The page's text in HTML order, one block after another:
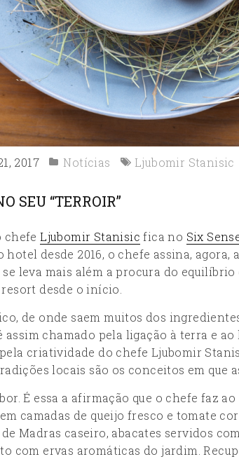
2017 Notícias Ljubomir Stanisic
SEU “TERROIR”
chefeLjubomir Stanisic fica no Six
desde 2016, o chefe assina, agora,
leva mais além a procura do equilíbrio
desde o início.
de onde saem muitos dos
chamado pela ligação à terra e ao
criatividade do chefe Ljubomir
locais são os conceitos em que
É essa a afirmação que o chefe faz
camadas de queijo fresco e tomate
Madras caseiro, abacates servidos
com ervas aromáticas do jardim.